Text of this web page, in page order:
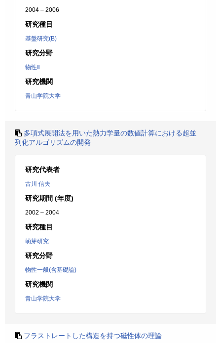
2004 – 2006
研究種目
基盤研究(B)
研究分野
物性Ⅱ
研究機関
青山学院大学
多項式展開法を用いた熱力学量の数値計算における超並
列化アルゴリズムの開発
研究代表者
古川 信夫
研究期間 (年度)
2002 – 2004
研究種目
萌芽研究
研究分野
物性一般(含基礎論)
研究機関
青山学院大学
フラストレートした構造を持つ磁性体の理論